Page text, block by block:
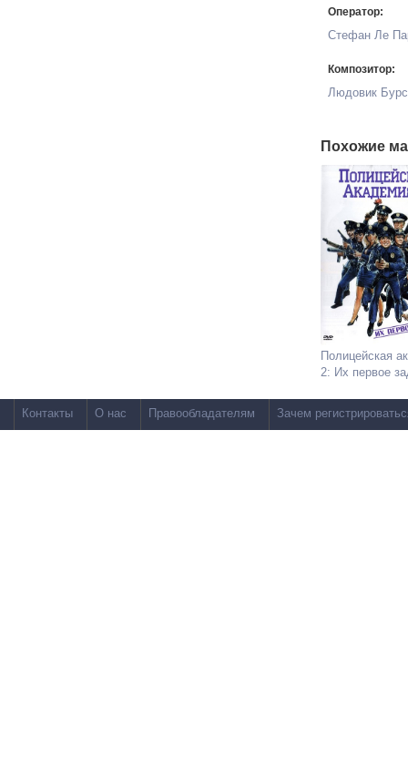
Оператор:
Стефан Ле
Композитор:
Людовик Бурс
Похожие
Полицейская
2: Их первое
Контакты О нас Правообладателям Зачем